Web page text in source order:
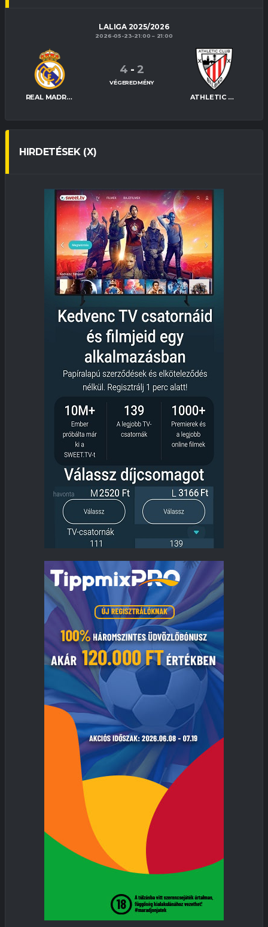
LALIGA 2025/2026
2026-05-23-21:00 21:00
REAL MADRID ATHLETIC BILBAO
4 - 2
VÉGEREDMÉNY
HIRDETÉSEK (X)